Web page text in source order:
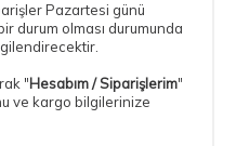
Pazartesi günü
durum olması durumunda
"Hesabım / Siparişlerim"
ve kargo bilgilerinize